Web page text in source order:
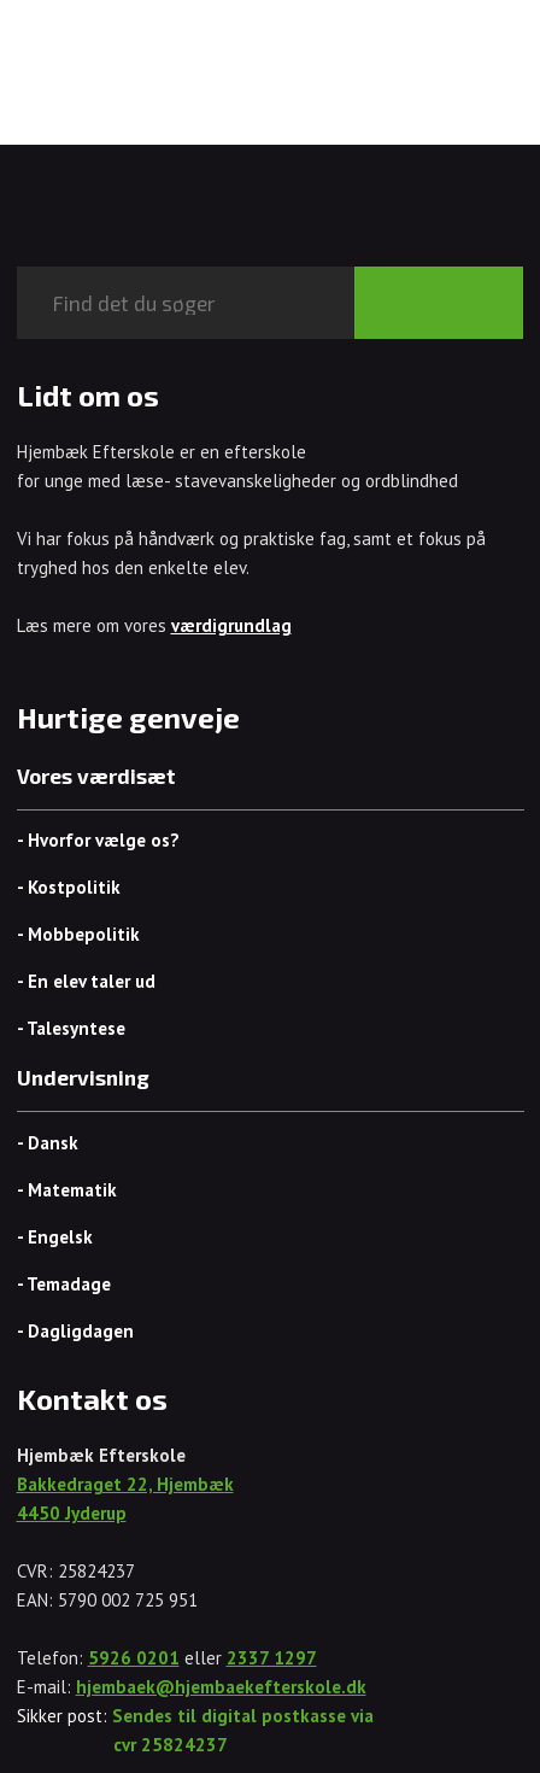
Lidt om os
Hjembæk Efterskole er en efterskole
for unge med læse- stavevanskeligheder og ordblindhed
Vi har fokus på håndværk og praktiske fag, samt et fokus på
tryghed hos den enkelte elev.
​Læs mere om vores værdigrundlag
Hurtige genveje
Vores værdisæt
- Hvorfor vælge os?
- Kostpolitik
- Mobbepolitik
- En elev taler ud
- Talesyntese
Undervisning
- Dansk
- Matematik
- Engelsk
- Temadage
- Dagligdagen
Kontakt os
Hjembæk Efterskole
Bakkedraget 22, Hjembæk
​4​450 Jyderup
​CVR: 25824237
EAN: 5790 002 725 951
Telefon: 5926 0201 eller 2337 1297
E-mail: hjembaek@hjembaekefterskole.dk
Sikker post: Sendes til digital postkasse via
cvr 25824237